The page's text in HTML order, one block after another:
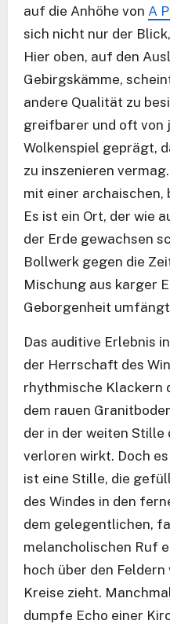
auf die Anhöhe von A
sich nicht nur der
Hier oben, auf den
Gebirgskämme,
andere Qualität zu
greifbarer und oft von
Wolkenspiel geprägt,
zu inszenieren vermag.
mit einer archaischen,
Es ist ein Ort, der wie
der Erde gewachsen
Bollwerk gegen die
Mischung aus karger
Geborgenheit
Das auditive Erlebnis in
der Herrschaft des
rhythmische Klackern
dem rauen
der in der weiten Stille
verloren wirkt. Doch
ist eine Stille, die
des Windes in den
dem gelegentlichen,
melancholischen Ruf
hoch über den
Kreise zieht.
dumpfe Echo einer